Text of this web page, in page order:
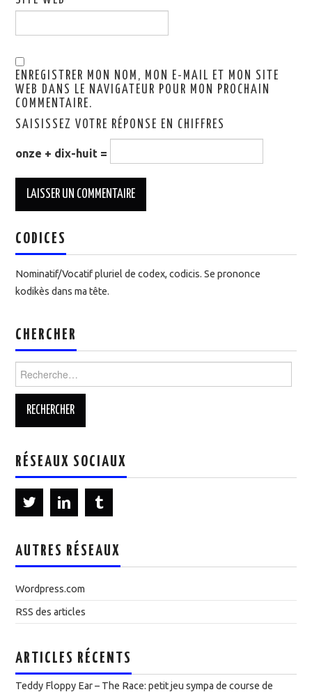
ENREGISTRER MON NOM, MON E-MAIL ET MON SITE
WEB DANS LE NAVIGATEUR POUR MON PROCHAIN
COMMENTAIRE.
SAISISSEZ VOTRE RÉPONSE EN CHIFFRES
onze + dix-huit =
CODICES
Nominatif/Vocatif pluriel de codex, codicis. Se prononce
kodikès dans ma tête.
CHERCHER
Rechercher :
RÉSEAUX SOCIAUX
AUTRES RÉSEAUX
Wordpress.com
RSS des articles
ARTICLES RÉCENTS
Teddy Floppy Ear – The Race: petit jeu sympa de course de